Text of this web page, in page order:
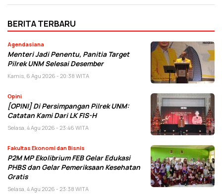
BERITA TERBARU
Agendasiana
Menteri Jadi Penentu, Panitia Target
Pilrek UNM Selesai Desember
Kamis, 6 Agu 2026 - 20:38 WITA
Opini
[OPINI] Di Persimpangan Pilrek UNM:
Catatan Kami Dari LK FIS-H
Selasa, 4 Agu 2026 - 23:46 WITA
Fakultas Ekonomi dan Bisnis
P2M MP Ekolibrium FEB Gelar Edukasi
PHBS dan Gelar Pemeriksaan Kesehatan
Gratis
Selasa, 4 Agu 2026 - 23:38 WITA